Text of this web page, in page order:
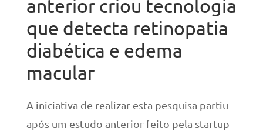
anterior criou tecnologia
que detecta retinopatia
diabética e edema
macular
A iniciativa de realizar esta pesquisa partiu
após um estudo anterior feito pela startup